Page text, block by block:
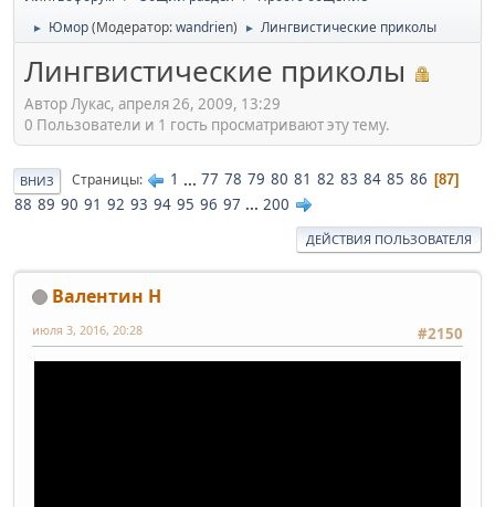
► Юмор(Модератор:wandrien) ► Лингвистические приколы
Лингвистические приколы
Автор Лукас, апреля 26, 2009, 13:29
0 Пользователи и 1 гость просматривают эту тему.
ВНИЗ Страницы 1 ... 77 78 79 80 81 82 83 84 85 86 87
88 89 90 91 92 93 94 95 96 97 ... 200
ДЕЙСТВИЯ ПОЛЬЗОВАТЕЛЯ
Валентин Н
#2150
июля 3, 2016, 20:28